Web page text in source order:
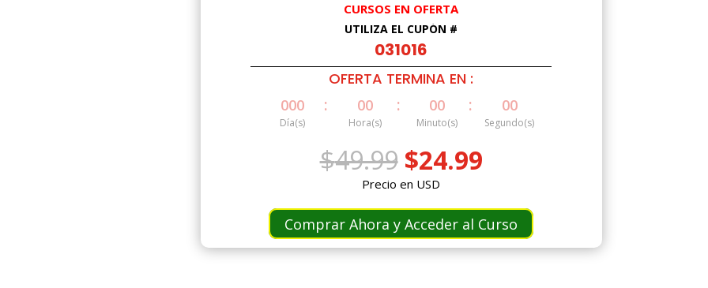
CURSOS EN OFERTA
UTILIZA EL CUPÓN #
031016
OFERTA TERMINA EN :
000
Día(s)
: 00
Hora(s)
: 00
Minuto(s)
: 00
Segundo(s)
$49.99 El
precio
original
era:
$49.99.
$24.99El
es:
$24.99.
Precio en USD
Comprar Ahora y Acceder al Curso